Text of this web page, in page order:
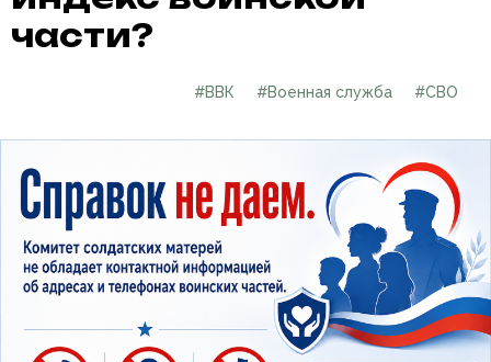
части?
#ВВК #Военная служба #СВО